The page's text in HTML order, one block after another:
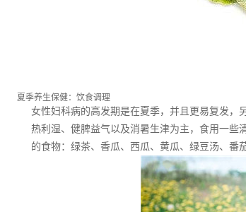
夏季养生保健：饮食调理
女性妇科病的高发期是在夏季，并且更易复发，
热利湿、健脾益气以及消暑生津为主，食用一些
的食物：绿茶、香瓜、西瓜、黄瓜、绿豆汤、番